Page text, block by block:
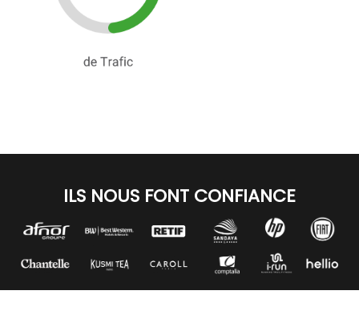
ILS NOUS FONT CONFIANCE